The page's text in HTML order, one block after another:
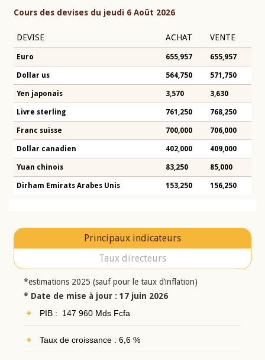
Cours des devises du jeudi 6 Août 2026
DEVISE ACHAT VENTE
Euro 655,957 655,957
Dollar us 564,750 571,750
Yen japonais 3,570 3,630
Livre sterling 761,250 768,250
Franc suisse 700,000 706,000
Dollar canadien 402,000 409,000
Yuan chinois 83,250 85,000
Dirham Emirats Arabes Unis 153,250 156,250
Principaux indicateurs
Taux directeurs
*estimations 2025 (sauf pour le taux d’inflation)
* Date de mise à jour : 17 juin 2026
PIB : 147 960 Mds Fcfa
Taux de croissance : 6,6 %